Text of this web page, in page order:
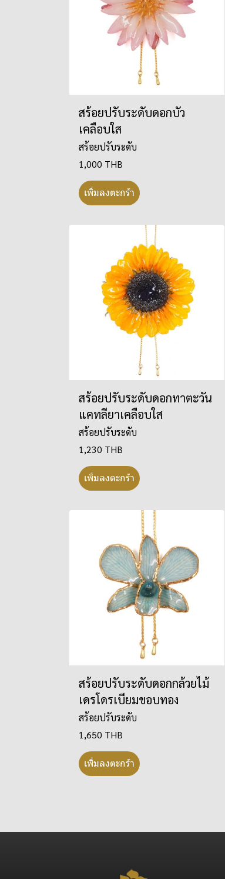
สร้อยปรับระดับดอกบัว
เคลือบใส
สร้อยปรับระดับ
1,000 THB
เพิ่มลงตะกร้า
สร้อยปรับระดับดอกทาตะวัน
แคทลียาเคลือบใส
สร้อยปรับระดับ
1,230 THB
เพิ่มลงตะกร้า
สร้อยปรับระดับดอกกล้วยไม้
เดรโดรเบียมขอบทอง
สร้อยปรับระดับ
1,650 THB
เพิ่มลงตะกร้า